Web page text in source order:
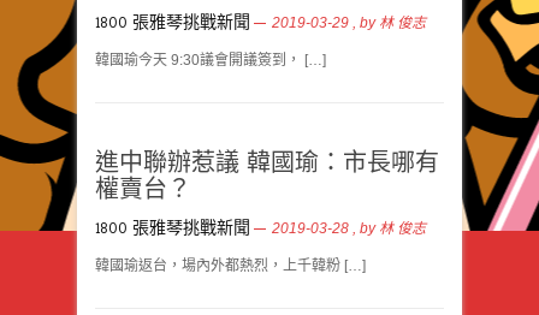
1800 張雅琴挑戰新聞 2019-03-29 , by 林 俊志
韓國瑜今天 9:30議會開議簽到， […]
進中聯辦惹議 韓國瑜：市長哪有
權賣台？
1800 張雅琴挑戰新聞 2019-03-28 , by 林 俊志
韓國瑜返台，場內外都熱烈，上千韓粉 […]